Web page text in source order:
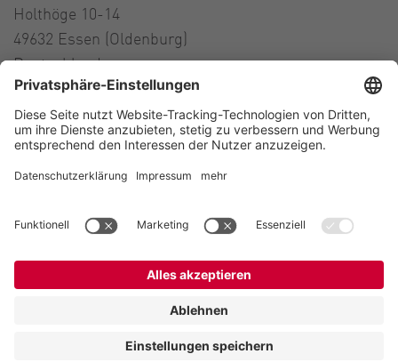
Holthöge 10-14
49632 Essen (Oldenburg)
Deutschland
Kontakt
Tel.:+49 5434 83 0
Impressum Datenschutz Hinweis